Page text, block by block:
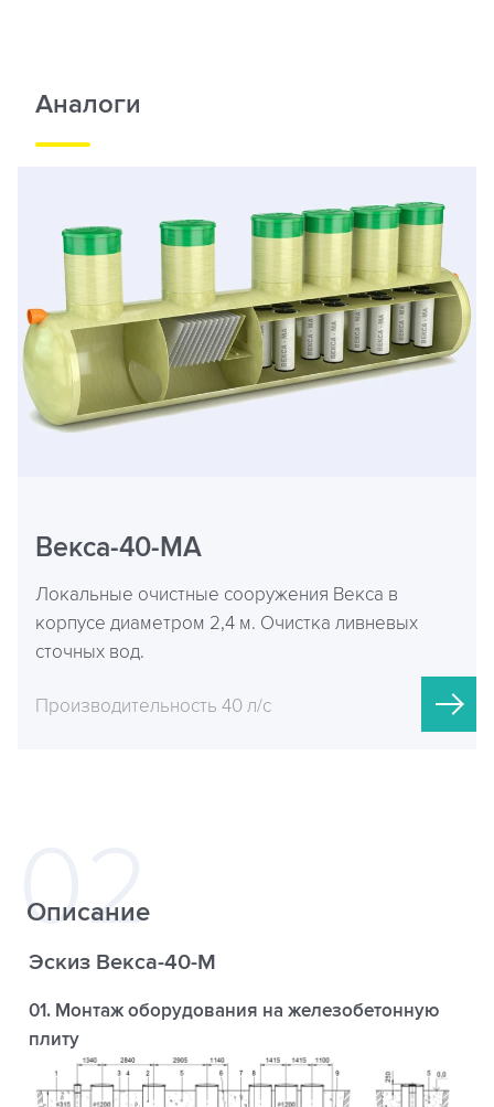
Аналоги
Векса-40-МА
Локальные очистные сооружения Векса в
корпусе диаметром 2,4 м. Очистка ливневых
сточных вод.
Производительность 40 л/с
Описание
Эскиз Векса-40-М
01. Монтаж оборудования на железобетонную
плиту